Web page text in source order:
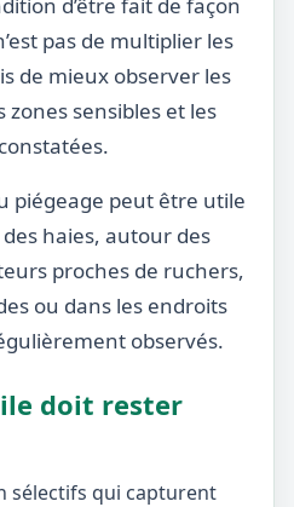
pas de multiplier les
de mieux observer les
zones sensibles et les
piégeage peut être utile
haies, autour des
proches de ruchers,
ou dans les endroits
observés.
doit rester
sélectifs qui capturent